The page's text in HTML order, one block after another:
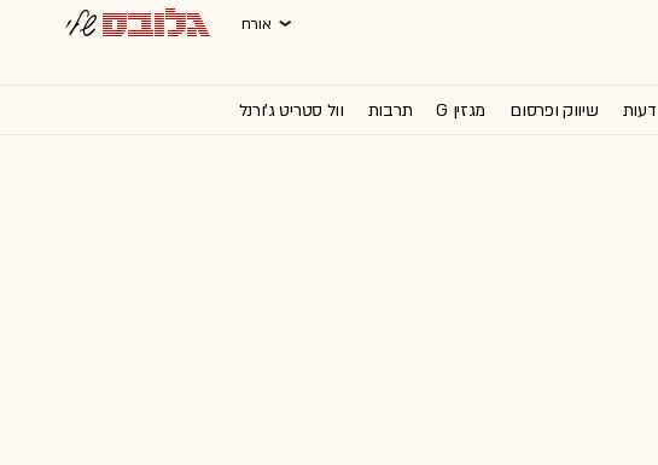
אורח
דעות שיווק ופרסום מגזין G תרבות וול סטריט ג'ורנל